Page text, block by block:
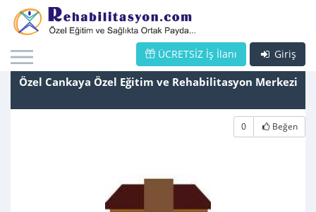
Giriş
ÜCRETSİZ İş İlanı
Özel Cankaya Özel Eğitim ve Rehabilitasyon Merkezi
0 Beğen